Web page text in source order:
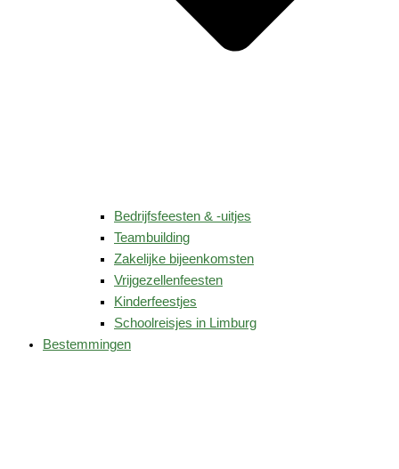
Bedrijfsfeesten & -uitjes
Teambuilding
Zakelijke bijeenkomsten
Vrijgezellenfeesten
Kinderfeestjes
Schoolreisjes in Limburg
Bestemmingen